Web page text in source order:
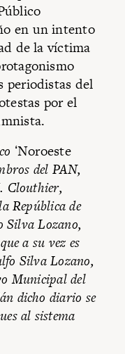
en un intento
de la víctima
periodistas del
por el
ʻNoroeste
del PAN,
Clouthier,
República de
Lozano,
a su vez es
Silva Lozano,
Municipal del
dicho diario se
al sistema